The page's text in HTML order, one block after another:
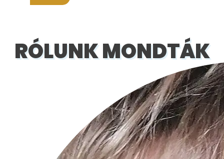
RÓLUNK MONDTÁK